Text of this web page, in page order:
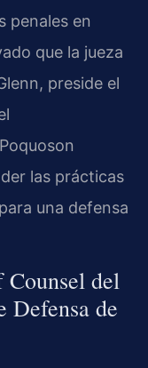
penales en
que la jueza
preside el
las prácticas
una defensa
del
Defensa de